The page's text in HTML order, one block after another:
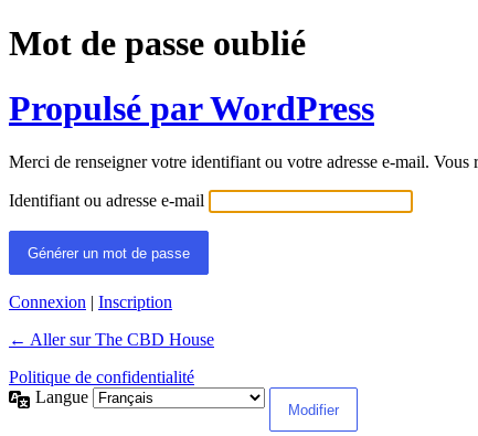
Mot de passe oublié
Propulsé par WordPress
Merci de renseigner votre identifiant ou votre adresse e-mail.
Identifiant ou adresse e-mail
Connexion | Inscription
← Aller sur The CBD House
Politique de confidentialité
Langue